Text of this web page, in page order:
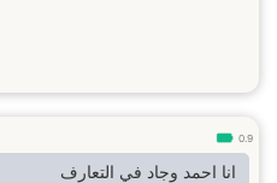
0.9
انا احمد وجاد في التعارف